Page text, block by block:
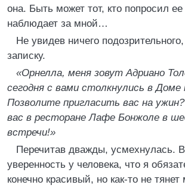
она. Быть может тот, кто попросил ее
наблюдает за мной…
Не увидев ничего
записку.
«Орнелла, меня зовут Адриано
сегодня с вами столкнулись в Доме
Позволите пригласить вас на
вас в ресторане Лафе Бонжоле в
встречи!»
Перечитав дважды, усмехнулась.
уверенность у человека, что я
конечно красивый, но как-то не